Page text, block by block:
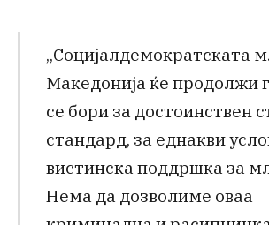
„Социјалдемократската
Македонија ќе продолжи
се бори за достоинствен
стандард, за еднакви
вистинска поддршка за
Нема да дозволиме оваа